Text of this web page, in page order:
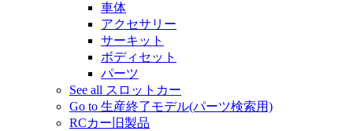
車体
アクセサリー
サーキット
ボディセット
パーツ
See all スロットカー
Go to 生産終了モデル(パーツ検索用)
RCカー旧製品